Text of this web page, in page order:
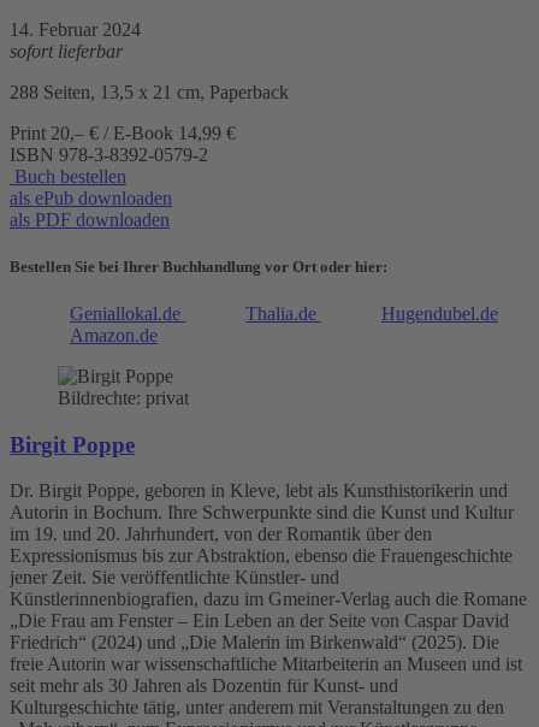
14. Februar 2024
sofort lieferbar
288 Seiten, 13,5 x 21 cm, Paperback
Print 20,– € / E-Book 14,99 €
ISBN 978-3-8392-0579-2
Buch bestellen
als ePub downloaden
als PDF downloaden
Bestellen Sie bei Ihrer Buchhandlung vor Ort oder hier:
Geniallokal.de Thalia.de
Hugendubel.de
Amazon.de
Bildrechte: privat
Birgit Poppe
Dr. Birgit Poppe, geboren in Kleve, lebt als Kunsthistorikerin und
Autorin in Bochum. Ihre Schwerpunkte sind die Kunst und Kultur
im 19. und 20. Jahrhundert, von der Romantik über den
Expressionismus bis zur Abstraktion, ebenso die Frauengeschichte
jener Zeit. Sie veröffentlichte Künstler- und
Künstlerinnenbiografien, dazu im Gmeiner-Verlag auch die Romane
„Die Frau am Fenster – Ein Leben an der Seite von Caspar David
Friedrich“ (2024) und „Die Malerin im Birkenwald“ (2025). Die
freie Autorin war wissenschaftliche Mitarbeiterin an Museen und ist
seit mehr als 30 Jahren als Dozentin für Kunst- und
Kulturgeschichte tätig, unter anderem mit Veranstaltungen zu den